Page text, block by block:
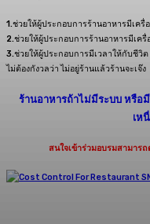
1.ช่วยให้ผู้ประกอบการร้านอาหารมีเครื่
2.ช่วยให้ผู้ประกอบการร้านอาหารมีเค
3.ช่วยให้ผู้ประกอบการมีเวลาให้กับชีวิ
ไม่ต้องกังวลว่า ไม่อยู่ร้านแล้วร้านจะเจ๊ง
ร้านอาหารถ้าไม่มีระบบ หรือ
เห
สนใจเข้าร่วมอบรมสามาร